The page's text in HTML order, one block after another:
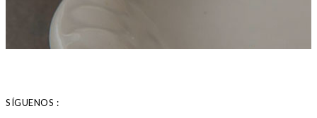
SÍGUENOS :